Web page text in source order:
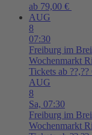
ab 79,00 €
AUG
8
07:30
Freiburg im
Wochenmarkt
Tickets ab ??,??
AUG
8
Sa, 07:30
Freiburg im
Wochenmarkt